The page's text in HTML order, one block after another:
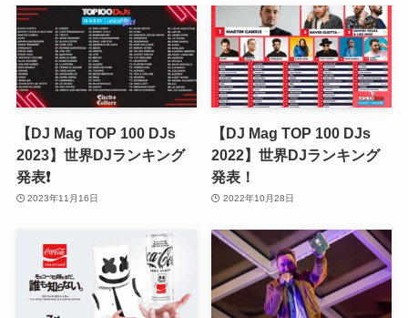
【DJ Mag TOP 100 DJs
2023】世界DJランキング
発表❗️
2023年11月16日
【DJ Mag TOP 100 DJs
2022】世界DJランキング
発表！
2022年10月28日